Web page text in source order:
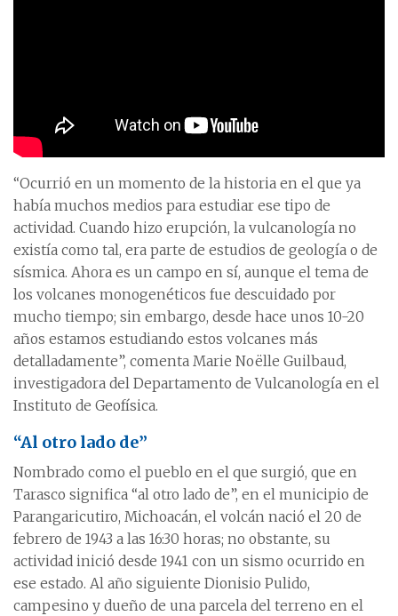
“Ocurrió en un momento de la historia en el que ya
había muchos medios para estudiar ese tipo de
actividad. Cuando hizo erupción, la vulcanología no
existía como tal, era parte de estudios de geología o de
sísmica. Ahora es un campo en sí, aunque el tema de
los volcanes monogenéticos fue descuidado por
mucho tiempo; sin embargo, desde hace unos 10-20
años estamos estudiando estos volcanes más
detalladamente”, comenta Marie Noëlle Guilbaud,
investigadora del Departamento de Vulcanología en el
Instituto de Geofísica.
“Al otro lado de”
Nombrado como el pueblo en el que surgió, que en
Tarasco significa “al otro lado de”, en el municipio de
Parangaricutiro, Michoacán, el volcán nació el 20 de
febrero de 1943 a las 16:30 horas; no obstante, su
actividad inició desde 1941 con un sismo ocurrido en
ese estado. Al año siguiente Dionisio Pulido,
campesino y dueño de una parcela del terreno en el